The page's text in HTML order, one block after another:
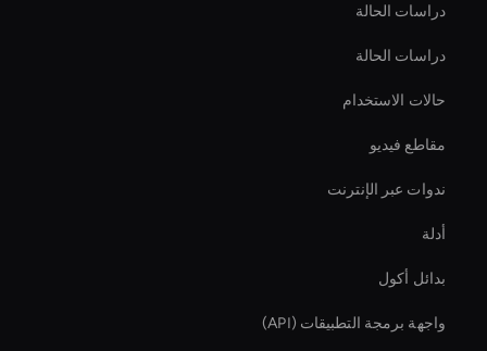
دراسات الحالة
دراسات الحالة
حالات الاستخدام
مقاطع فيديو
ندوات عبر الإنترنت
أدلة
بدائل أكول
واجهة برمجة التطبيقات (API)